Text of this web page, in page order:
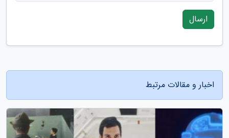
ارسال
اخبار و مقالات مرتبط